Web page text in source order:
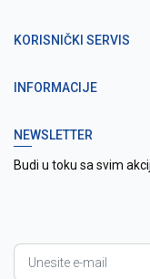
KORISNIČKI SERVIS
INFORMACIJE
NEWSLETTER
Budi u toku sa svim